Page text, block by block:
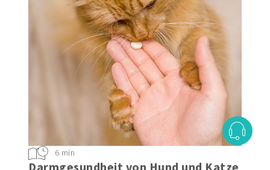
Darmgesundheit von Hund und Katze
6 min